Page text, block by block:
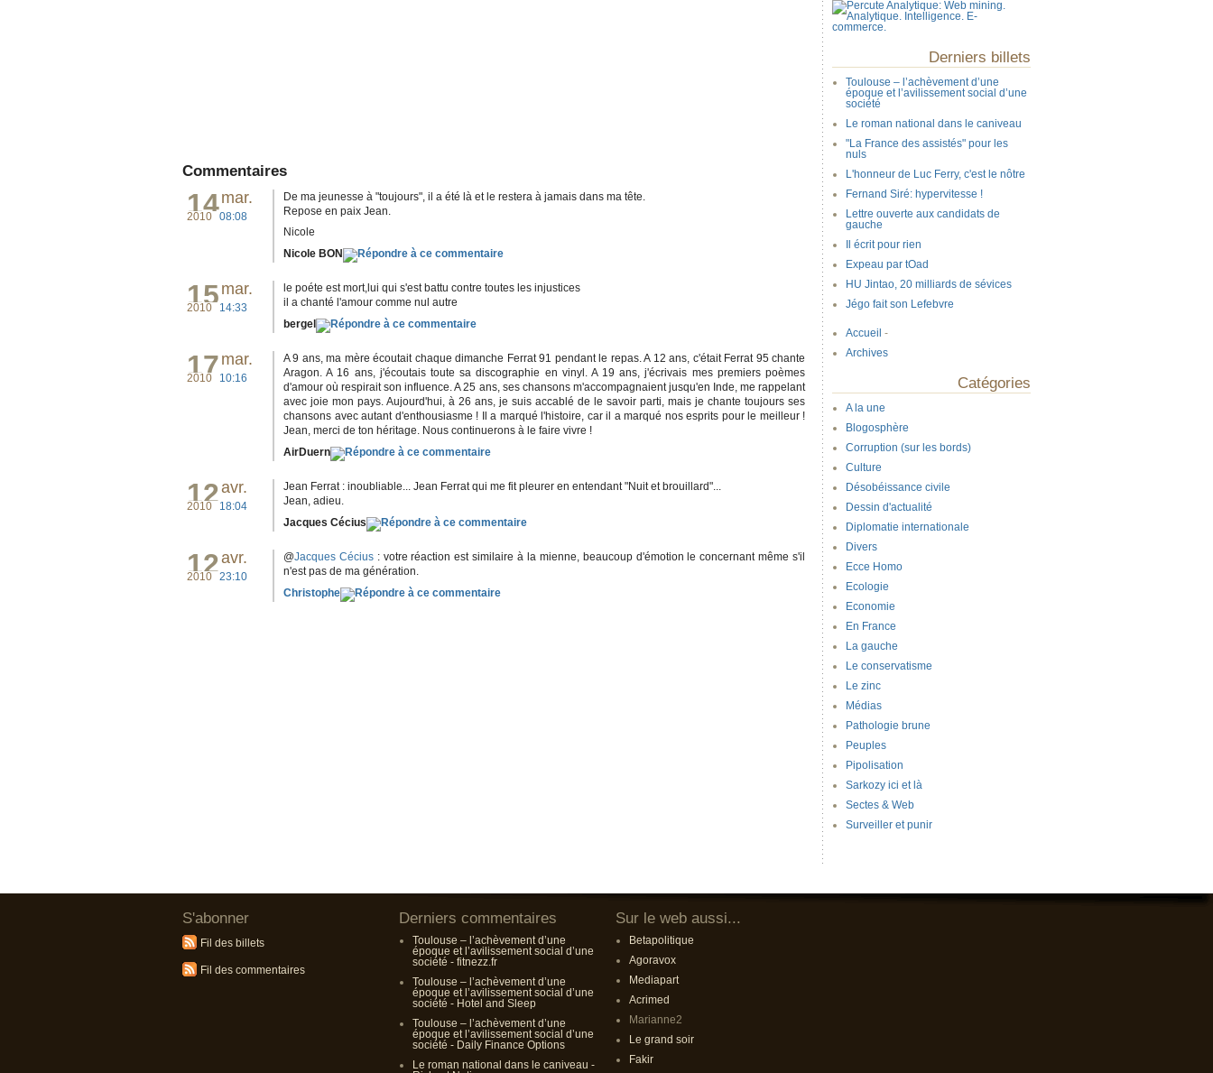
Commentaires
14mar.
2010 08:08
De ma jeunesse à "toujours", il a été là et le restera à jamais dans ma tête.
Repose en paix Jean.
Nicole
Nicole BON
15 mar.
2010 14:33
le poéte est mort,lui qui s'est battu contre toutes les injustices
il a chanté l'amour comme nul autre
bergel
17 mar.
2010 10:16
A 9 ans, ma mère écoutait chaque dimanche Ferrat 91 pendant le repas. A 12 ans, c'était Ferrat 95 chante
Aragon. A 16 ans, j'écoutais toute sa discographie en vinyl. A 19 ans, j'écrivais mes premiers poèmes
d'amour où respirait son influence. A 25 ans, ses chansons m'accompagnaient jusqu'en Inde, me rappelant
avec joie mon pays. Aujourd'hui, à 26 ans, je suis accablé de le savoir parti, mais je chante toujours ses
chansons avec autant d'enthousiasme ! Il a marqué l'histoire, car il a marqué nos esprits pour le meilleur !
Jean, merci de ton héritage. Nous continuerons à le faire vivre !
AirDuern
12avr.
2010 18:04
Jean Ferrat : inoubliable... Jean Ferrat qui me fit pleurer en entendant "Nuit et brouillard"...
Jean, adieu.
Jacques Cécius
12avr.
2010 23:10
@Jacques Cécius: votre réaction est similaire à la mienne, beaucoup d'émotion le concernant même s'il
n'est pas de ma génération.
Christophe
Derniers billets
Toulouse – l’achèvement d’une
époque et l’avilissement social d’une
société
Le roman national dans le caniveau
"La France des assistés" pour les
nuls
L'honneur de Luc Ferry, c'est le nôtre
Fernand Siré: hypervitesse !
Lettre ouverte aux candidats de
gauche
Il écrit pour rien
Expeau par tOad
HU Jintao, 20 milliards de sévices
Jégo fait son Lefebvre
Accueil -
Archives
Catégories
A la une
Blogosphère
Corruption (sur les bords)
Culture
Désobéissance civile
Dessin d'actualité
Diplomatie internationale
Divers
Ecce Homo
Ecologie
Economie
En France
La gauche
Le conservatisme
Le zinc
Médias
Pathologie brune
Peuples
Pipolisation
Sarkozy ici et là
Sectes & Web
Surveiller et punir
S'abonner
Fil des billets
Fil des commentaires
Derniers commentaires
Toulouse – l’achèvement d’une
époque et l’avilissement social d’une
société - fitnezz.fr
Toulouse – l’achèvement d’une
époque et l’avilissement social d’une
société - Hotel and Sleep
Toulouse – l’achèvement d’une
époque et l’avilissement social d’une
société - Daily Finance Options
Le roman national dans le caniveau -
Sur le web aussi...
Betapolitique
Agoravox
Mediapart
Acrimed
Marianne2
Le grand soir
Fakir